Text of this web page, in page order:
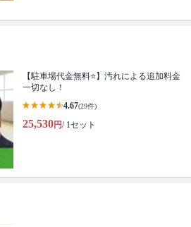
【駐車場代金無料⭐️】汚れによる追加料金
一切なし！
4.67(29件)
25,530円/ 1セット